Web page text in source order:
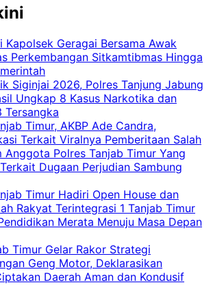
Kapolsek Geragai Bersama Awak
Perkembangan Sitkamtibmas Hingga
Siginjai 2026, Polres Tanjung Jabung
Ungkap 8 Kasus Narkotika dan
Tersangka
Timur, AKBP Ade Candra,
Terkait Viralnya Pemberitaan Salah
Anggota Polres Tanjab Timur Yang
Dugaan Perjudian Sambung
Timur Hadiri Open House dan
Rakyat Terintegrasi 1 Tanjab Timur
Merata Menuju Masa Depan
Timur Gelar Rakor Strategi
Geng Motor, Deklarasikan
Daerah Aman dan Kondusif